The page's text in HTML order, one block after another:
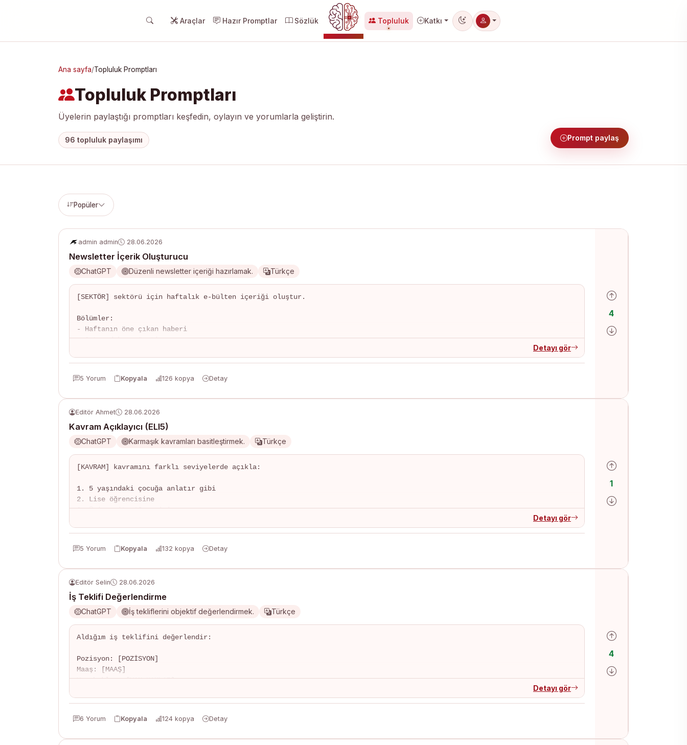
Araçlar Hazır Promptlar Sözlük
YZ MERKEZI
Topluluk Katkı
Koyu tema
Ana sayfa/Topluluk Promptları
Topluluk Promptları
Üyelerin paylaştığı promptları keşfedin, oylayın ve yorumlarla geliştirin.
96 topluluk paylaşımı Prompt paylaş
Popüler
admin admin 28.06.2026
Newsletter İçerik Oluşturucu
ChatGPT Düzenli newsletter içeriği hazırlamak. Türkçe
[SEKTÖR] sektörü için haftalık e-bülten içeriği oluştur.
Bölümler:
- Haftanın öne çıkan haberi
- 3 trend konu özeti
- İpucu veya kısa rehber
Detayı gör
5 Yorum Kopyala 126 kopya Detay
Olumlu oy ver
4
Olumsuz oy ver
Editör Ahmet 28.06.2026
Kavram Açıklayıcı (ELI5)
ChatGPT Karmaşık kavramları basitleştirmek. Türkçe
[KAVRAM] kavramını farklı seviyelerde açıkla:
1. 5 yaşındaki çocuğa anlatır gibi
2. Lise öğrencisine
3. Üniversite öğrencisine
- Günlük hayattan benzetme
Detayı gör
5 Yorum Kopyala 132 kopya Detay
Olumlu oy ver
1
Olumsuz oy ver
Editör Selin 28.06.2026
İş Teklifi Değerlendirme
ChatGPT İş tekliflerini objektif değerlendirmek. Türkçe
Aldığım iş teklifini değerlendir:
Pozisyon: [POZİSYON]
Maaş: [MAAŞ]
Yan haklar: [YAN_HAKLAR]
- Piyasa karşılaştırması
Detayı gör
6 Yorum Kopyala 124 kopya Detay
Olumlu oy ver
4
Olumsuz oy ver